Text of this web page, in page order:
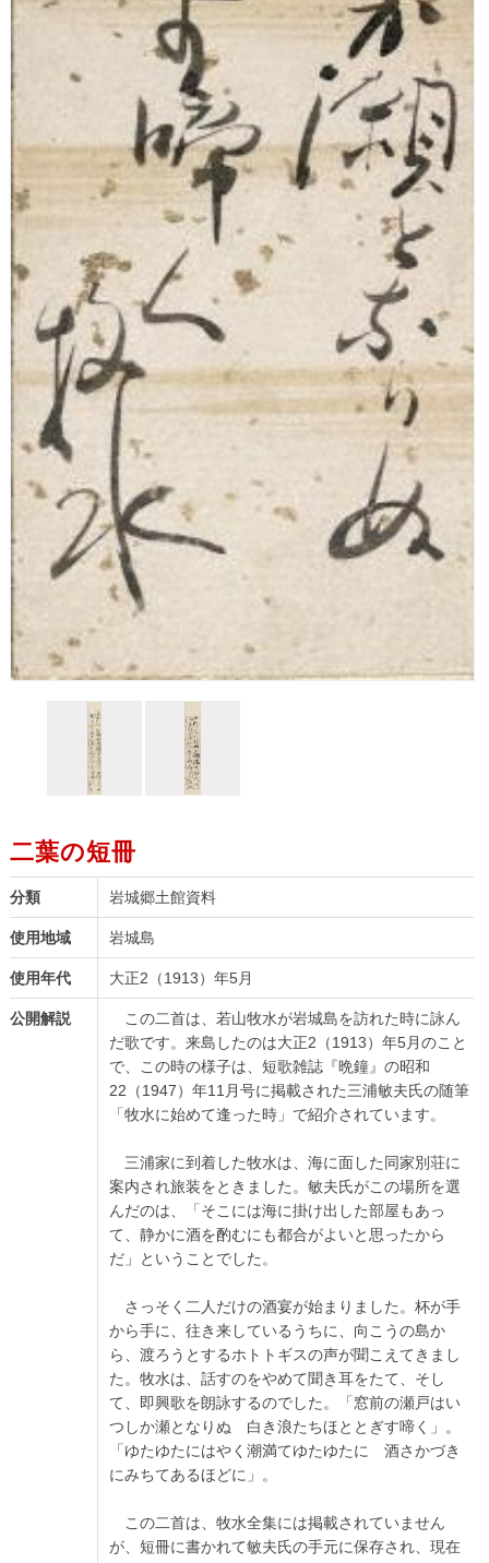
二葉の短冊
分類 岩城郷土館資料
使用地域 岩城島
使用年代 大正2（1913）年5月
公開解説
この二首は、若山牧水が岩城島を訪れた時に詠ん
だ歌です。来島したのは大正2（1913）年5月のこと
で、この時の様子は、短歌雑誌『晩鐘』の昭和
22（1947）年11月号に掲載された三浦敏夫氏の随筆
「牧水に始めて逢った時」で紹介されています。
三浦家に到着した牧水は、海に面した同家別荘に
案内され旅装をときました。敏夫氏がこの場所を選
んだのは、「そこには海に掛け出した部屋もあっ
て、静かに酒を酌むにも都合がよいと思ったから
だ」ということでした。
さっそく二人だけの酒宴が始まりました。杯が手
から手に、往き来しているうちに、向こうの島か
ら、渡ろうとするホトトギスの声が聞こえてきまし
た。牧水は、話すのをやめて聞き耳をたて、そし
て、即興歌を朗詠するのでした。「窓前の瀬戸はい
つしか瀬となりぬ 白き浪たちほととぎす啼く」。
「ゆたゆたにはやく潮満てゆたゆたに 酒さかづき
にみちてあるほどに」。
この二首は、牧水全集には掲載されていません
が、短冊に書かれて敏夫氏の手元に保存され、現在